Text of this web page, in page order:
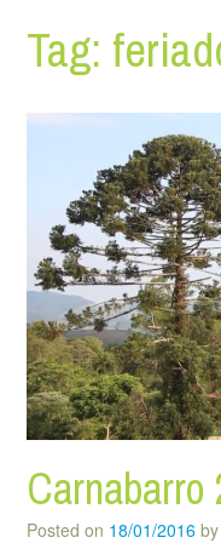
Tag:
Carnabarro
Posted on 18/01/2016 by